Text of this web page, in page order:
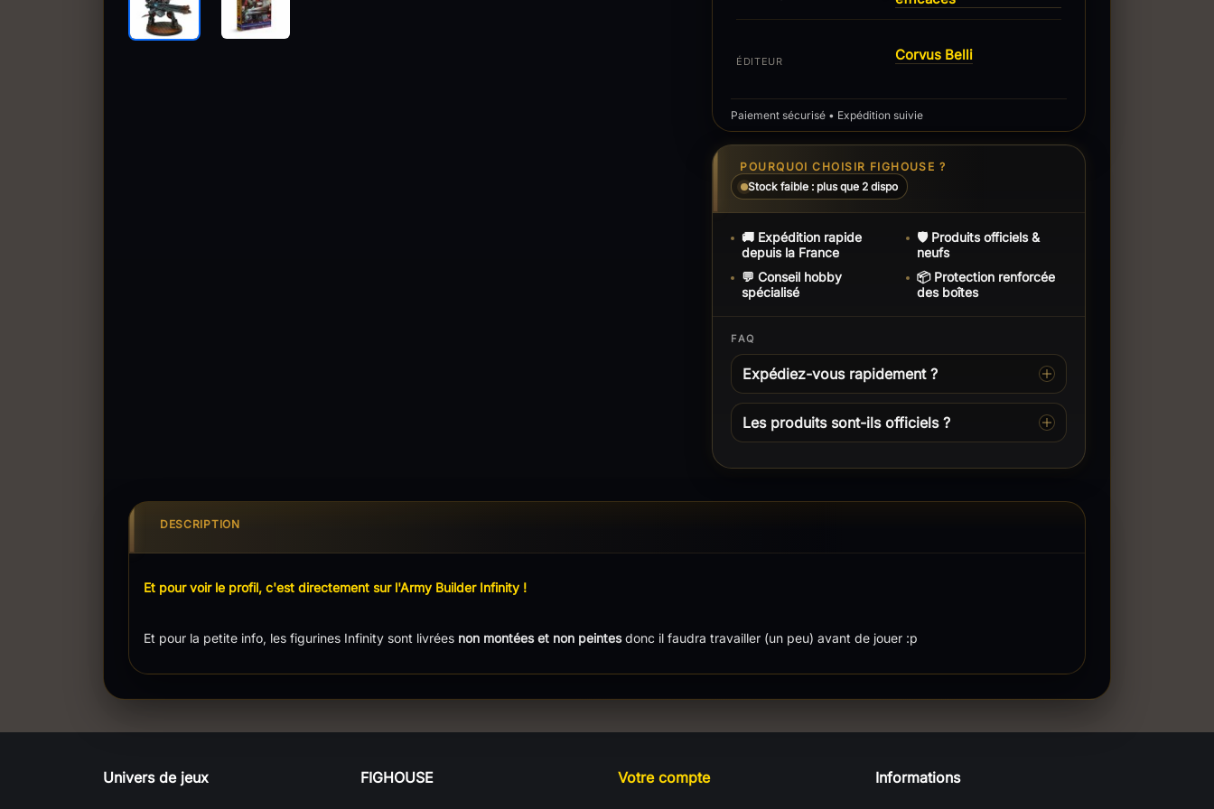
ÉDITEUR Corvus Belli
Paiement sécurisé • Expédition suivie
POURQUOI CHOISIR FIGHOUSE ?
Stock faible : plus que 2 dispo
🚚 Expédition rapide
depuis la France
🛡️ Produits officiels &
neufs
💬 Conseil hobby
spécialisé
📦 Protection renforcée
des boîtes
FAQ
Expédiez-vous rapidement ?
Les produits sont-ils officiels ?
DESCRIPTION
Et pour voir le profil, c'est directement sur l'Army Builder Infinity !
Et pour la petite info, les figurines Infinity sont livrées non montées et non peintesdonc il faudra travailler (un peu) avant de jouer :p
Univers de jeux FIGHOUSE Votre compte Informations